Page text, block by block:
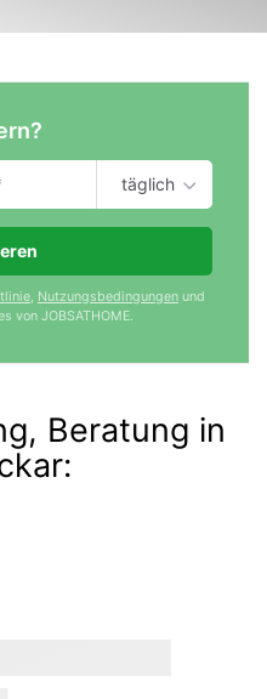
täglich
, Nutzungsbedingungen und
von JOBSATHOME.
Beratung in
: